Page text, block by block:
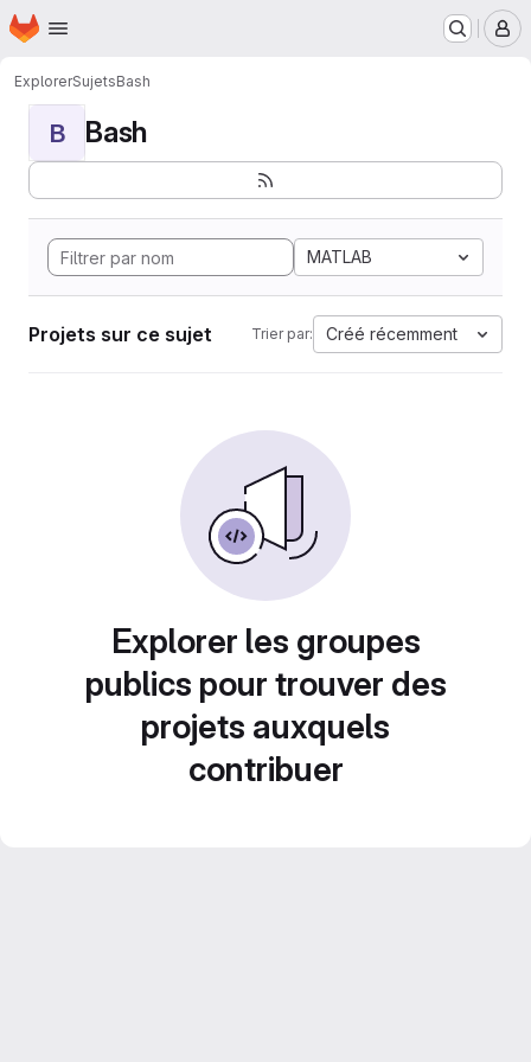
Passer au contenu principal
Page d'accueil
ExplorerSujetsBash
B Bash
MATLAB
Projets sur ce sujet Trier par: Créé récemment
Explorer les groupes
publics pour trouver des
projets auxquels
contribuer